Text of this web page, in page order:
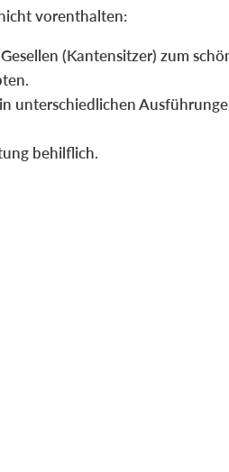
vorenthalten:
(Kantensitzer) zum
in unterschiedlichen
behilflich.